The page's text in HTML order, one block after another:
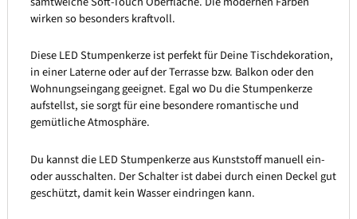
wirken so besonders kraftvoll.
Diese LED Stumpenkerze ist perfekt für Deine Tischdekoration,
in einer Laterne oder auf der Terrasse bzw. Balkon oder den
Wohnungseingang geeignet. Egal wo Du die Stumpenkerze
aufstellst, sie sorgt für eine besondere romantische und
gemütliche Atmosphäre.
Du kannst die LED Stumpenkerze aus Kunststoff manuell ein-
oder ausschalten. Der Schalter ist dabei durch einen Deckel gut
geschützt, damit kein Wasser eindringen kann.